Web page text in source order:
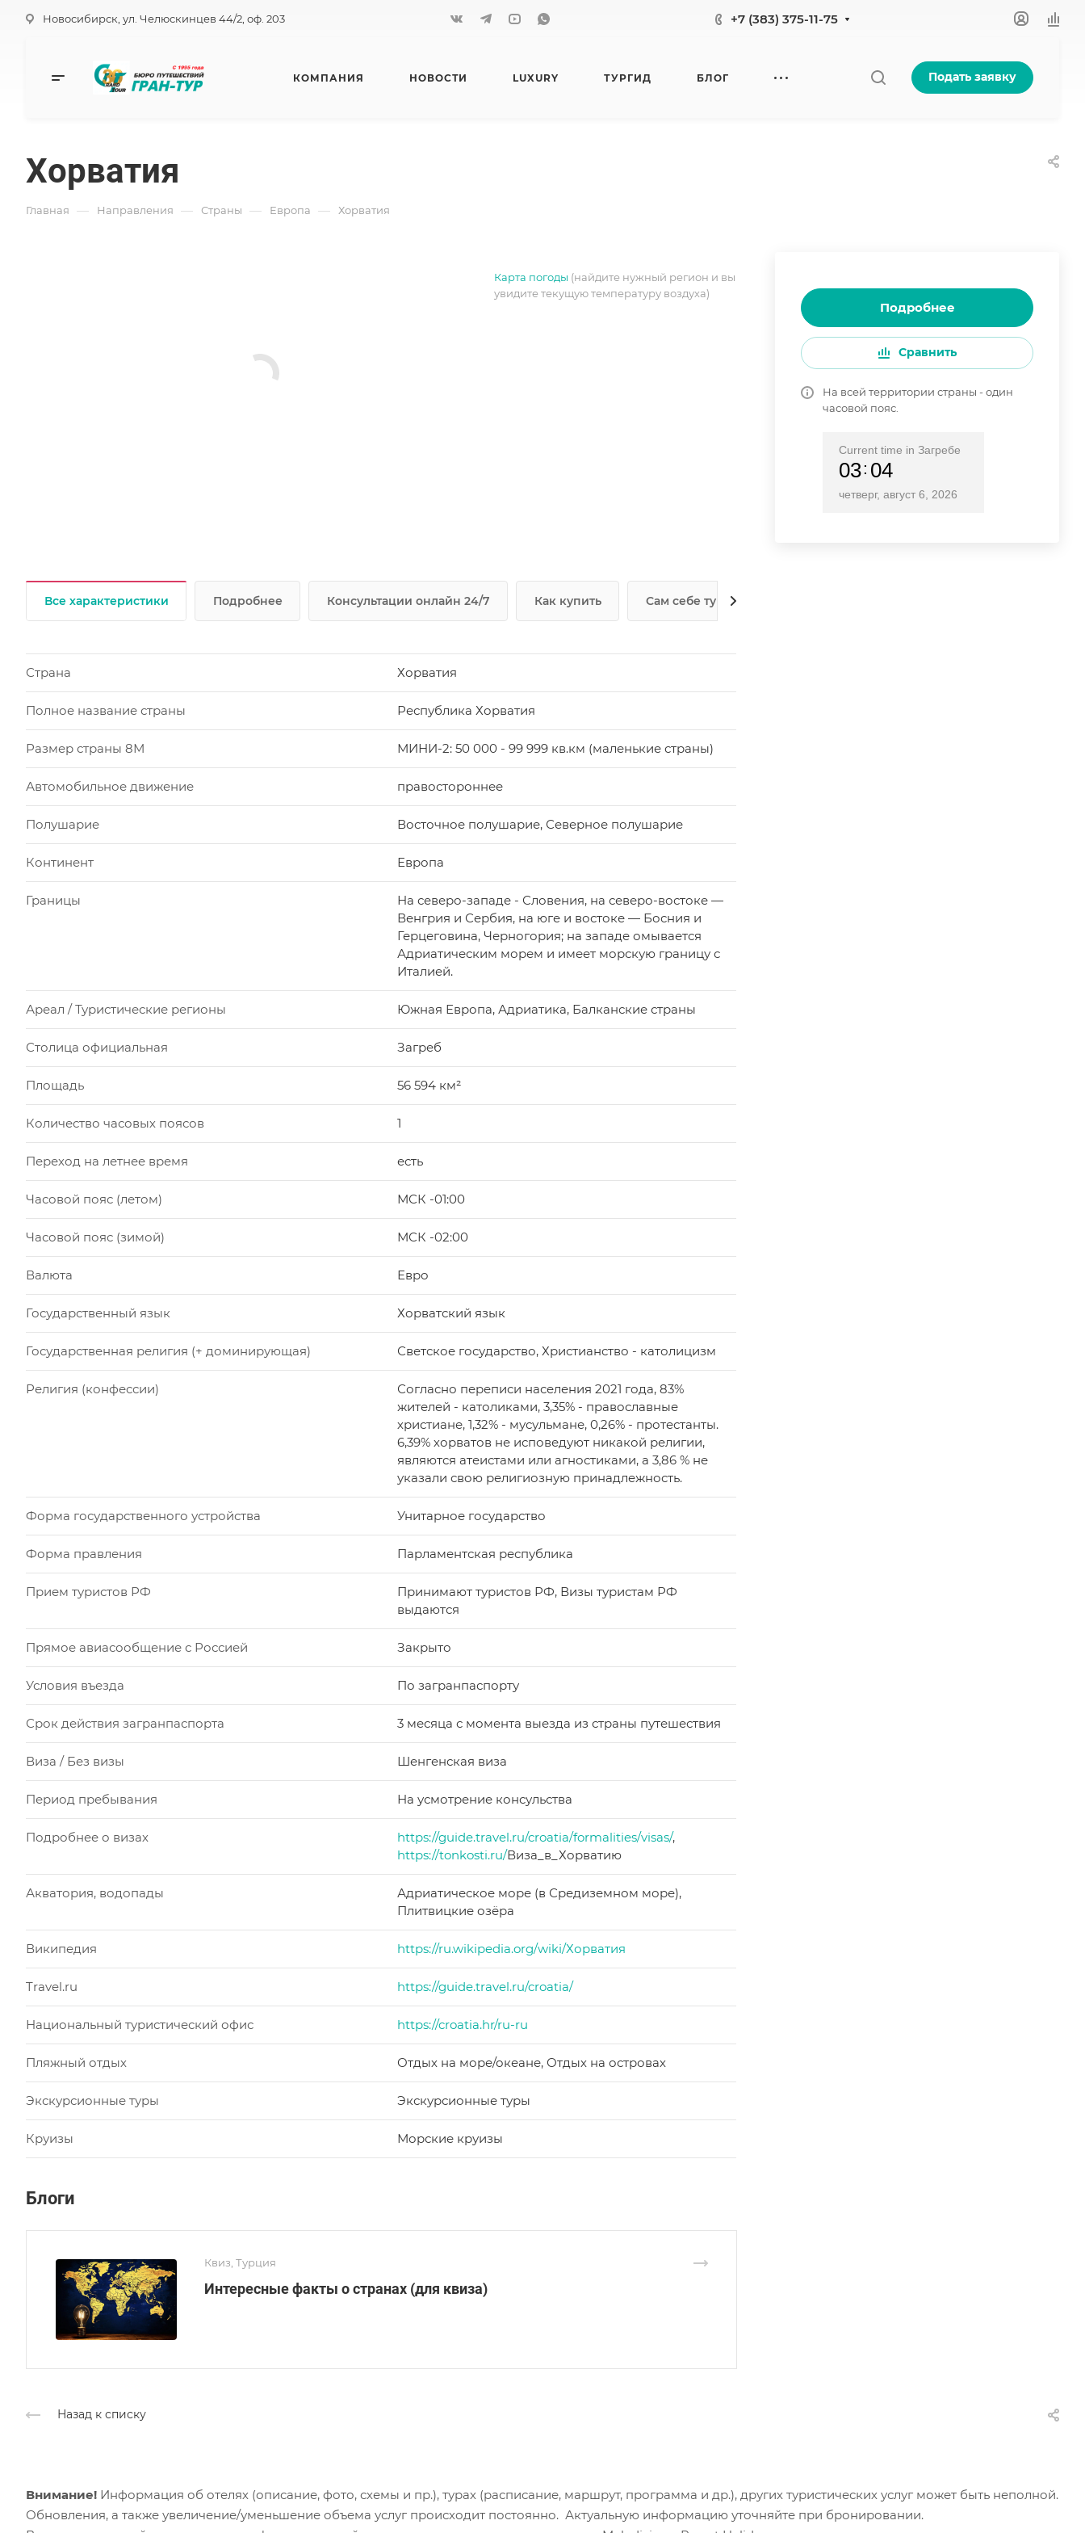
Новосибирск, ул. Челюскинцев 44/2, оф. 203 +7 (383) 375-11-75
КОМПАНИЯ НОВОСТИ LUXURY ТУРГИД БЛОГ Подать заявку
Хорватия
Главная — Направления — Страны — Европа — Хорватия
Подробнее
Сравнить
На всей территории страны - один
часовой пояс.
Current time in Загребе
03 04
четверг, август 6, 2026
Карта погоды (найдите нужный регион и вы
увидите текущую температуру воздуха)
Все характеристики Подробнее Консультации онлайн 24/7 Как купить Сам себе туроператор
Страна Хорватия
Полное название страны Республика Хорватия
Размер страны 8М МИНИ-2: 50 000 - 99 999 кв.км (маленькие страны)
Автомобильное движение правостороннее
Полушарие Восточное полушарие, Северное полушарие
Континент Европа
Границы
На северо-западе - Словения, на северо-востоке —
Венгрия и Сербия, на юге и востоке — Босния и
Герцеговина, Черногория; на западе омывается
Адриатическим морем и имеет морскую границу с
Италией.
Ареал / Туристические регионы Южная Европа, Адриатика, Балканские страны
Столица официальная Загреб
Площадь 56 594 км²
Количество часовых поясов 1
Переход на летнее время есть
Часовой пояс (летом) МСК -01:00
Часовой пояс (зимой) МСК -02:00
Валюта Евро
Государственный язык Хорватский язык
Государственная религия (+ доминирующая) Светское государство, Христианство - католицизм
Религия (конфессии)
Согласно переписи населения 2021 года, 83%
жителей - католиками, 3,35% - православные
христиане, 1,32% - мусульмане, 0,26% - протестанты.
6,39% хорватов не исповедуют никакой религии,
являются атеистами или агностиками, а 3,86 % не
указали свою религиозную принадлежность.
Форма государственного устройства Унитарное государство
Форма правления Парламентская республика
Прием туристов РФ
Принимают туристов РФ, Визы туристам РФ
выдаются
Прямое авиасообщение с Россией Закрыто
Условия въезда По загранпаспорту
Срок действия загранпаспорта 3 месяца с момента выезда из страны путешествия
Виза / Без визы Шенгенская виза
Период пребывания На усмотрение консульства
Подробнее о визах https://guide.travel.ru/croatia/formalities/visas/,
https://tonkosti.ru/Виза_в_Хорватию
Акватория, водопады
Адриатическое море (в Средиземном море),
Плитвицкие озёра
Википедия https://ru.wikipedia.org/wiki/Хорватия
Travel.ru https://guide.travel.ru/croatia/
Национальный туристический офис https://croatia.hr/ru-ru
Пляжный отдых Отдых на море/океане, Отдых на островах
Экскурсионные туры Экскурсионные туры
Круизы Морские круизы
Блоги
Квиз, Турция
Интересные факты о странах (для квиза)
Назад к списку
Внимание! Информация об отелях (описание, фото, схемы и пр.), турах (расписание, маршрут, программа и др.), других туристических услуг может быть неполной.
Обновления, а также увеличение/уменьшение объема услуг происходит постоянно. Актуальную информацию уточняйте при бронировании.